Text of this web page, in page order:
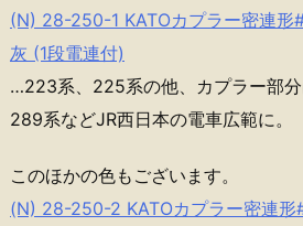
(N) 28-250-1 KATOカプラー密連形
灰 (1段電連付)
…223系、225系の他、カプラー部分
289系などJR西日本の電車広範に。
このほかの色もございます。
(N) 28-250-2 KATOカプラー密連形